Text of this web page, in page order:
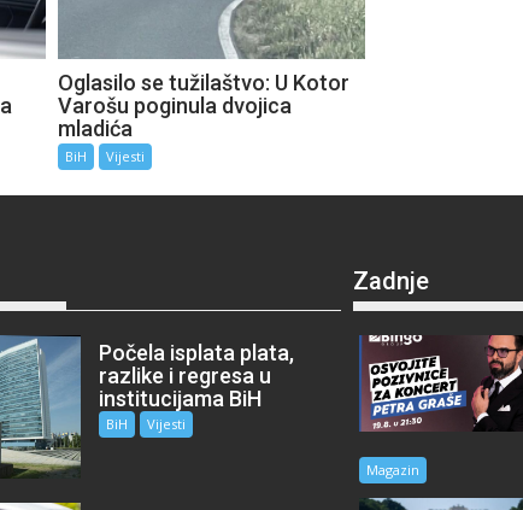
Oglasilo se tužilaštvo: U Kotor
Varošu poginula dvojica
mladića
BiH Vijesti
Počela isplata plata,
razlike i regresa u
institucijama BiH
BiH Vijesti
Zadnje
Magazin